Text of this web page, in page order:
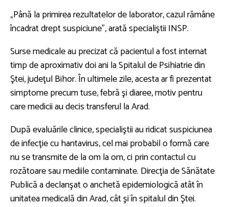
„Până la primirea rezultatelor de laborator, cazul rămâne
încadrat drept suspiciune”, arată specialiştii INSP.
Surse medicale au precizat că pacientul a fost internat
timp de aproximativ doi ani la Spitalul de Psihiatrie din
Ştei, judeţul Bihor. În ultimele zile, acesta ar fi prezentat
simptome precum tuse, febră şi diaree, motiv pentru
care medicii au decis transferul la Arad.
După evaluările clinice, specialiştii au ridicat suspiciunea
de infecţie cu hantavirus, cel mai probabil o formă care
nu se transmite de la om la om, ci prin contactul cu
rozătoare sau mediile contaminate. Direcţia de Sănătate
Publică a declanşat o anchetă epidemiologică atât în
unitatea medicală din Arad, cât şi în spitalul din Ştei.